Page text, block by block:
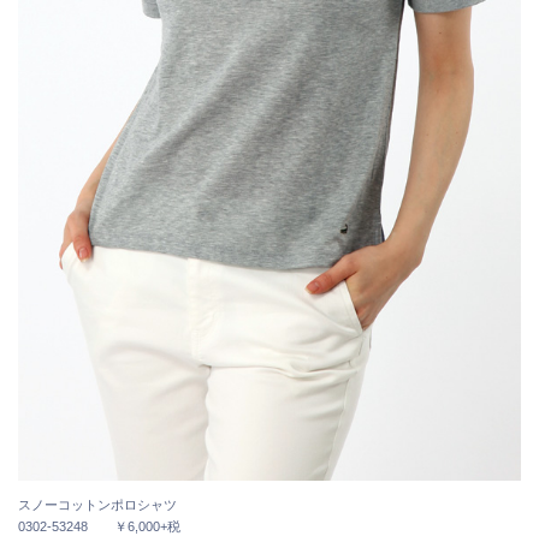
スノーコットンポロシャツ
0302-53248 ￥6,000+税